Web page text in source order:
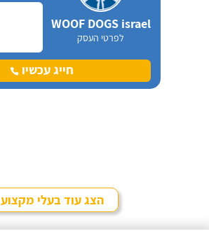
WOOF DOGS israel
לפרטי העסק
חייג עכשיו
הצג עוד בעלי מקצוע